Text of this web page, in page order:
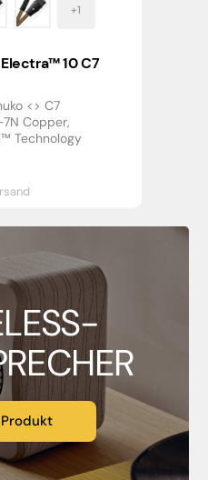
10 C7
<> C7
Copper,
Technology